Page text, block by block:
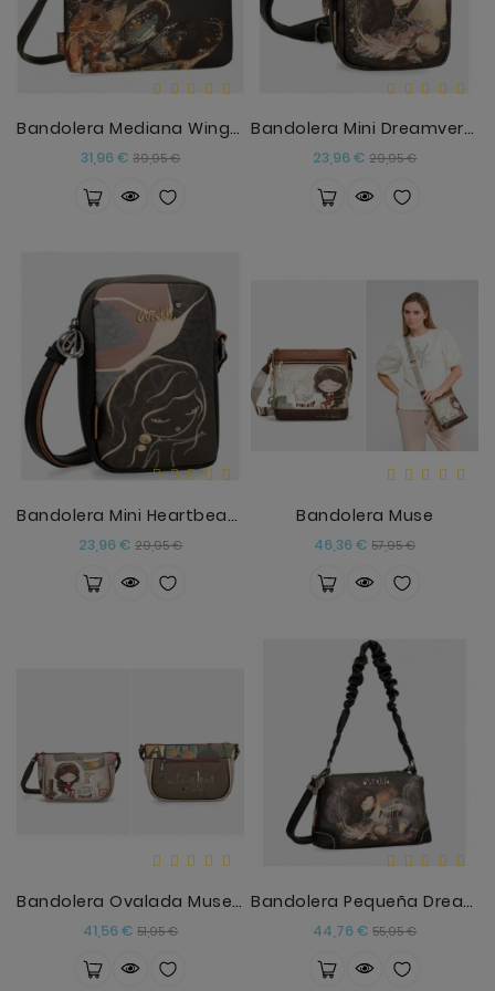
Bandolera Mediana Wings Anekke
31,96 € Precio
39,95 €Precio
Bandolera Mini Dreamverse Anekke
23,96 € Precio
29,95 €Precio
Bandolera Mini Heartbeat Anekke
23,96 € Precio
29,95 €Precio
Bandolera Muse
46,36 € Precio
57,95 €Precio
Bandolera Ovalada Muse Anekke
41,56 € Precio
51,95 €Precio
Bandolera Pequeña Dreamverse Anekke
44,76 € Precio
55,95 €Precio